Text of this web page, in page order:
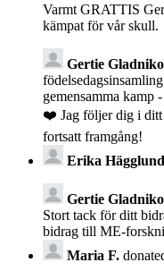
Varmt GRATTIS
kämpat för vår skull.
Gertie
gemensamma kamp
❤️ Jag följer dig i ditt
fortsatt framgång!
Erika Hägglund
Gertie
Stort tack för ditt
bidrag till ME-
Maria F.